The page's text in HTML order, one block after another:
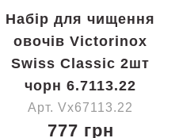
Набір для чищення
овочів Victorinox
Swiss Classic 2шт
чорн 6.7113.22
Арт. Vx67113.22
777 грн